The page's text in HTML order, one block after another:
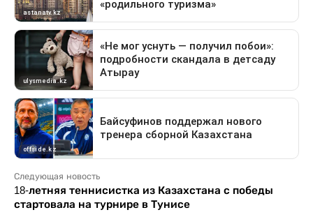
Следующая новость
18-летняя теннисистка из Казахстана с победы
стартовала на турнире в Тунисе